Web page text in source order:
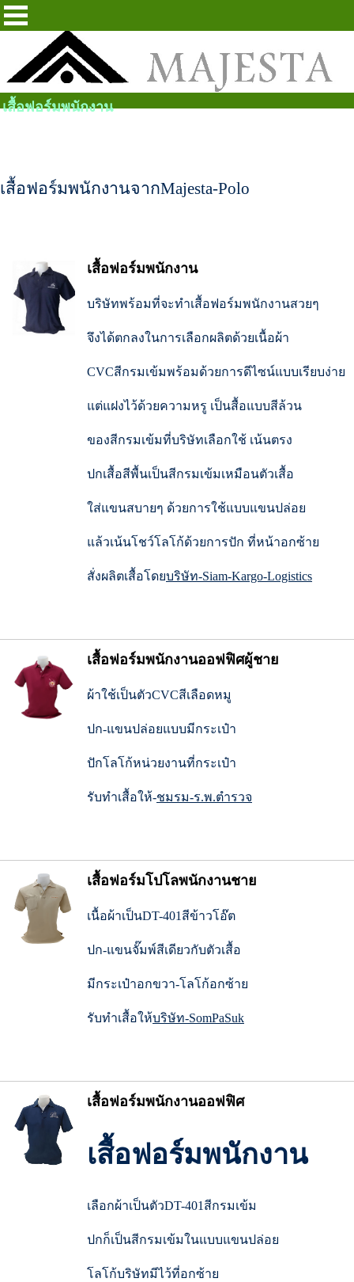
เสื้อฟอร์มพนักงาน
เสื้อฟอร์มพนักงานจากMajesta-Polo
เสื้อฟอร์มพนักงาน
บริษัทพร้อมที่จะทำเสื้อฟอร์มพนักงานสวยๆ
จึงได้ตกลงในการเลือกผลิตด้วยเนื้อผ้า
CVCสีกรมเข้มพร้อมด้วยการดีไซน์แบบเรียบง่าย
แต่แฝงไว้ด้วยความหรู เป็นสื้อแบบสีล้วน
ของสีกรมเข้มที่บริษัทเลือกใช้ เน้นตรง
ปกเสื้อสีพื้นเป็นสีกรมเข้มเหมือนตัวเสื้อ
ใส่แขนสบายๆ ด้วยการใช้แบบแขนปล่อย
แล้วเน้นโชว์โลโก้ด้วยการปัก ที่หน้าอกซ้าย
สั่งผลิตเสื้อโดยบริษัท-Siam-Kargo-Logistics
เสื้อฟอร์มพนักงานออฟฟิศผู้ชาย
ผ้าใช้เป็นตัวCVCสีเลือดหมู
ปก-แขนปล่อยแบบมีกระเป๋า
ปักโลโก้หน่วยงานที่กระเป๋า
รับทำเสื้อให้-ชมรม-ร.พ.ตำรวจ
เสื้อฟอร์มโปโลพนักงานชาย
เนื้อผ้าเป็นDT-401สีข้าวโอ๊ต
ปก-แขนจั๊มพ์สีเดียวกับตัวเสื้อ
มีกระเป๋าอกขวา-โลโก้อกซ้าย
รับทำเสื้อให้บริษัท-SomPaSuk
เสื้อฟอร์มพนักงานออฟฟิศ
เสื้อฟอร์มพนักงาน
เลือกผ้าเป็นตัวDT-401สีกรมเข้ม
ปกก็เป็นสีกรมเข้มในแบบแขนปล่อย
โลโก้บริษัทมีไว้ที่อกซ้าย